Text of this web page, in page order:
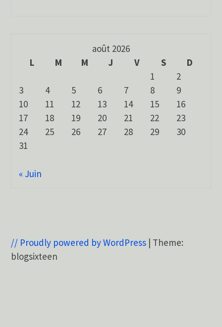
août 2026
L
M M J V S
D
1
2
3
4 5 6 7 8
9
10
11 12 13 14 15
16
17
18 19 20 21 22
23
24
25 26 27 28 29
30
31
« Juin
// Proudly powered by WordPress | Theme:
blogsixteen